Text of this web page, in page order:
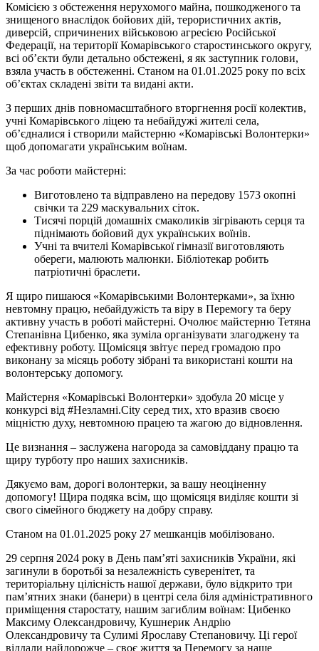
Комісією з обстеження нерухомого майна, пошкодженого та
знищеного внаслідок бойових дій, терористичних актів,
диверсій, спричинених військовою агресією Російської
Федерації, на території Комарівського старостинського округу,
всі об’єкти були детально обстежені, я як заступник голови,
взяла участь в обстеженні. Станом на 01.01.2025 року по всіх
об’єктах складені звіти та видані акти.
З перших днів повномасштабного вторгнення росії колектив,
учні Комарівського ліцею та небайдужі жителі села,
об’єдналися і створили майстерню «Комарівські Волонтерки»
щоб допомагати українським воїнам.
За час роботи майстерні:
Виготовлено та відправлено на передову 1573 окопні
свічки та 229 маскувальних сіток.
Тисячі порцій домашніх смаколиків зігрівають серця та
піднімають бойовий дух українських воїнів.
Учні та вчителі Комарівської гімназії виготовляють
обереги, малюють малюнки. Бібліотекар робить
патріотичні браслети.
Я щиро пишаюся «Комарівськими Волонтерками», за їхню
невтомну працю, небайдужість та віру в Перемогу та беру
активну участь в роботі майстерні. Очолює майстерню Тетяна
Степанівна Цибенко, яка зуміла організувати злагоджену та
ефективну роботу. Щомісяця звітує перед громадою про
виконану за місяць роботу зібрані та використані кошти на
волонтерську допомогу.
Майстерня «Комарівські Волонтерки» здобула 20 місце у
конкурсі від #Незламні.City серед тих, хто вразив своєю
міцністю духу, невтомною працею та жагою до відновлення.
Це визнання – заслужена нагорода за самовіддану працю та
щиру турботу про наших захисників.
Дякуємо вам, дорогі волонтерки, за вашу неоціненну
допомогу! Щира подяка всім, що щомісяця виділяє кошти зі
свого сімейного бюджету на добру справу.
Станом на 01.01.2025 року 27 мешканців мобілізовано.
29 серпня 2024 року в День пам’яті захисників України, які
загинули в боротьбі за незалежність суверенітет, та
територіальну цілісність нашої держави, було відкрито три
пам’ятних знаки (банери) в центрі села біля адміністративного
приміщення старостату, нашим загиблим воїнам: Цибенко
Максиму Олександровичу, Кушнерик Андрію
Олександровичу та Сулимі Ярославу Степановичу. Ці герої
віддали найдорожче – своє життя за Перемогу за наше